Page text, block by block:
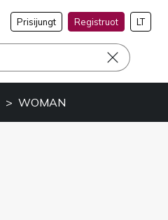
Prisijungt Registruot LT
WOMAN